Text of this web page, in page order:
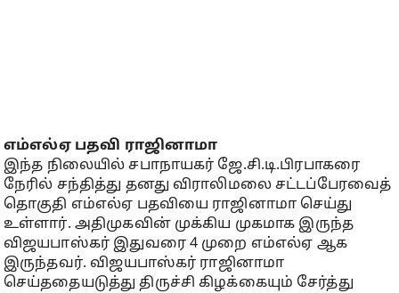
எம்எல்ஏ பதவி ராஜினாமா
இந்த நிலையில் சபாநாயகர் ஜே.சி.டி.பிரபாகரை
நேரில் சந்தித்து தனது விராலிமலை சட்டப்பேரவைத்
தொகுதி எம்எல்ஏ பதவியை ராஜினாமா செய்து
உள்ளார். அதிமுகவின் முக்கிய முகமாக இருந்த
விஜயபாஸ்கர் இதுவரை 4 முறை எம்எல்ஏ ஆக
இருந்தவர். விஜயபாஸ்கர் ராஜினாமா
செய்ததையடுத்து திருச்சி கிழக்கையும் சேர்த்து